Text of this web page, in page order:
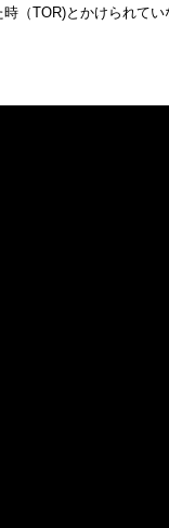
（TOR)とかけられて